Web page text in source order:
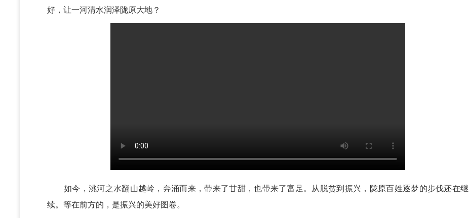
好，让一河清水润泽陇原大地？
如今，洮河之水翻山越岭，奔涌而来，带来了甘甜，也带来了富足。从脱贫到振兴，陇原百姓逐梦的步伐还在继
续。等在前方的，是振兴的美好图卷。